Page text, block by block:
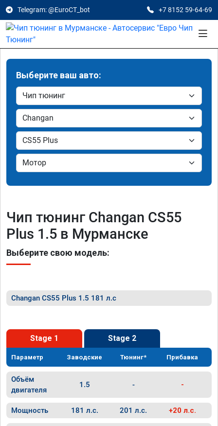
Telegram: @EuroCT_bot +7 8152 59-64-69
Выберите ваш авто:
Чип тюнинг Changan CS55
Plus 1.5 в Мурманске
Выберите свою модель:
Changan CS55 Plus 1.5 181 л.с
Stage 1 Stage 2
Параметр Заводские Тюнинг* Прибавка
Объём
двигателя
1.5 - -
Мощность 181 л.с. 201 л.с. +20 л.с.